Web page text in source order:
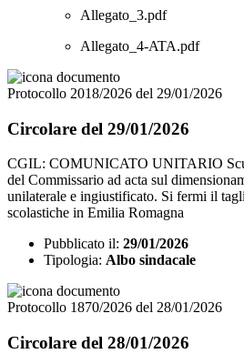
Allegato_3.pdf
Allegato_4-ATA.pdf
Protocollo 2018/2026 del 29/01/2026
Circolare del 29/01/2026
CGIL: COMUNICATO UNITARIO
del Commissario ad acta sul
unilaterale e ingiustificato. Si fermi il
scolastiche in Emilia Romagna
Pubblicato il: 29/01/2026
Tipologia: Albo sindacale
Protocollo 1870/2026 del 28/01/2026
Circolare del 28/01/2026